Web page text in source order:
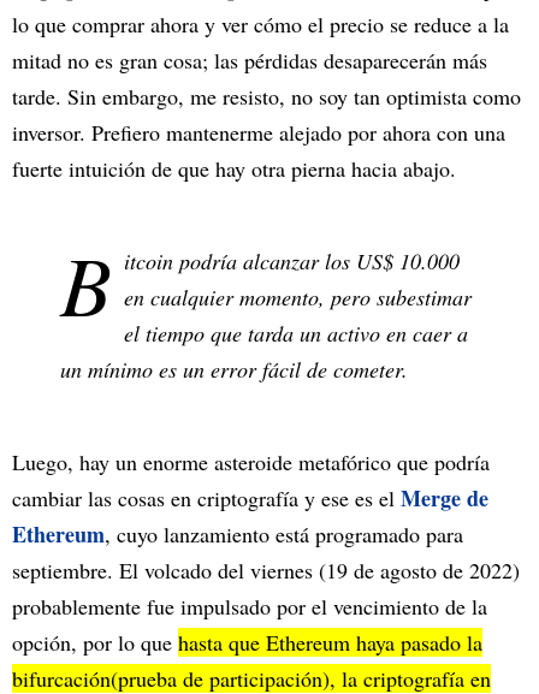
lo que comprar ahora y ver cómo el precio se reduce a la
mitad no es gran cosa; las pérdidas desaparecerán más
tarde. Sin embargo, me resisto, no soy tan optimista como
inversor. Prefiero mantenerme alejado por ahora con una
fuerte intuición de que hay otra pierna hacia abajo.
B itcoin podría alcanzar los US$ 10.000
en cualquier momento, pero subestimar
el tiempo que tarda un activo en caer a
un mínimo es un error fácil de cometer.
Luego, hay un enorme asteroide metafórico que podría
cambiar las cosas en criptografía y ese es el Merge de
Ethereum, cuyo lanzamiento está programado para
septiembre. El volcado del viernes (19 de agosto de 2022)
probablemente fue impulsado por el vencimiento de la
opción, por lo que hasta que Ethereum haya pasado la
bifurcación(prueba de participación), la criptografía en